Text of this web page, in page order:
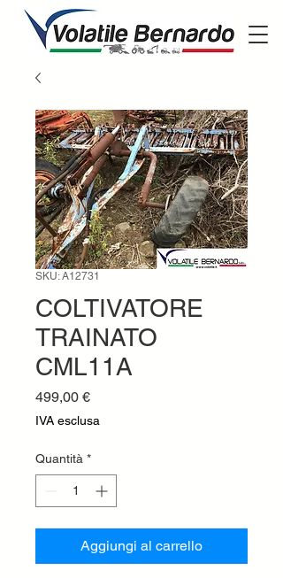
SKU: A12731
COLTIVATORE
TRAINATO
CML11A
499,00 €Prezzo
IVA esclusa
Quantità *
Aggiungi al carrello